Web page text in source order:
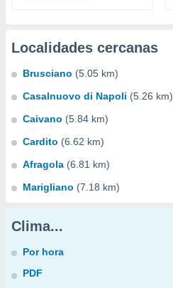
Localidades cercanas
Brusciano (5.05 km)
Casalnuovo di Napoli (5.26 km)
Caivano (5.84 km)
Cardito (6.62 km)
Afragola (6.81 km)
Marigliano (7.18 km)
Clima...
Por hora
PDF